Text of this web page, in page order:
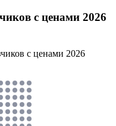
с ценами 2026